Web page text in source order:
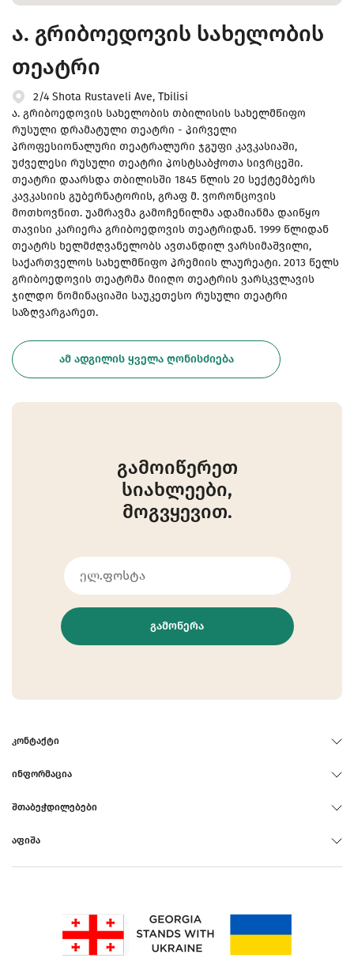
ა. გრიბოედოვის სახელობის
თეატრი
2/4 Shota Rustaveli Ave, Tbilisi
ა. გრიბოედოვის სახელობის თბილისის სახელმწიფო
რუსული დრამატული თეატრი - პირველი
პროფესიონალური თეატრალური ჯგუფი კავკასიაში,
უძველესი რუსული თეატრი პოსტსაბჭოთა სივრცეში.
თეატრი დაარსდა თბილისში 1845 წლის 20 სექტემბერს
კავკასიის გუბერნატორის, გრაფ მ. ვორონცოვის
მოთხოვნით. უამრავმა გამოჩენილმა ადამიანმა დაიწყო
თავისი კარიერა გრიბოედოვის თეატრიდან. ​1999 წლიდან
თეატრს ხელმძღვანელობს ავთანდილ ვარსიმაშვილი,
საქართველოს სახელმწიფო პრემიის ლაურეატი. 2013 წელს
გრიბოედოვის თეატრმა მიიღო თეატრის ვარსკვლავის
ჯილდო ნომინაციაში საუკეთესო რუსული თეატრი
საზღვარგარეთ.
ᲐᲛ ᲐᲓᲒᲘᲚᲘᲡ ᲧᲕᲔᲚᲐ ᲦᲝᲜᲘᲡᲫᲘᲔᲑᲐ
გამოიწერეთ
სიახლეები,
მოგვყევით.
ᲒᲐᲛᲝᲬᲔᲠᲐ
ᲙᲝᲜᲢᲐᲥᲢᲘ
ᲘᲜᲤᲝᲠᲛᲐᲪᲘᲐ
ᲨᲗᲐᲑᲔᲭᲓᲘᲚᲔᲑᲔᲑᲘ
ᲐᲤᲘᲨᲐ